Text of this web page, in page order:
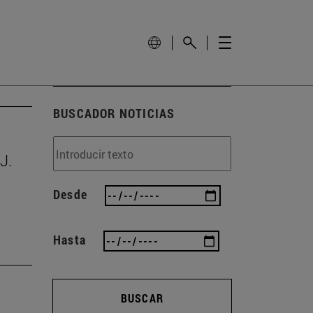
BUSCADOR NOTICIAS
Desde
Hasta
BUSCAR